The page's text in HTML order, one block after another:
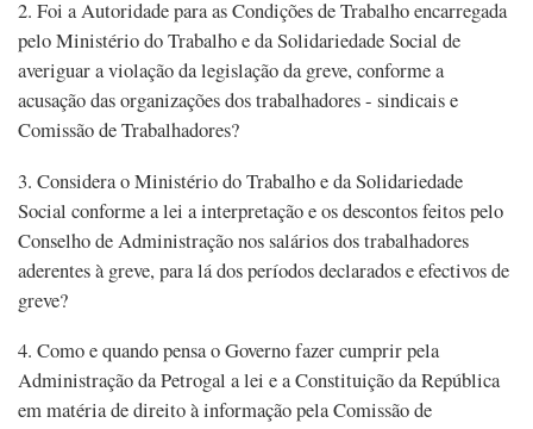
2. Foi a Autoridade para as Condições de Trabalho encarregada
pelo Ministério do Trabalho e da Solidariedade Social de
averiguar a violação da legislação da greve, conforme a
acusação das organizações dos trabalhadores - sindicais e
Comissão de Trabalhadores?
3. Considera o Ministério do Trabalho e da Solidariedade
Social conforme a lei a interpretação e os descontos feitos pelo
Conselho de Administração nos salários dos trabalhadores
aderentes à greve, para lá dos períodos declarados e efectivos de
greve?
4. Como e quando pensa o Governo fazer cumprir pela
Administração da Petrogal a lei e a Constituição da República
em matéria de direito à informação pela Comissão de